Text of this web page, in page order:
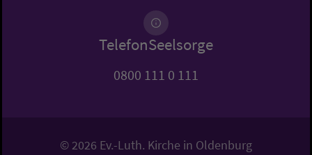
TelefonSeelsorge
0800 111 0 111
© 2026 Ev.-Luth. Kirche in Oldenburg